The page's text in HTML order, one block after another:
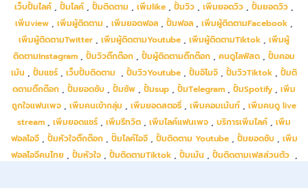
เว็บปั้มไลค์ , ปั้มไลค์ , ปั้มติดตาม , เพิ่มlike , ปั้มวิว , เพิ่มยอดวิว , ปั้มยอดวิว ,
เพิ่มview , เพิ่มผู้ติดตาม , เพิ่มยอดฟอล , ปั้มฟอล , เพิ่มผู้ติดตามFacebook ,
เพิ่มผู้ติดตามTwitter , เพิ่มผู้ติดตามYoutube , เพิ่มผู้ติดตามTiktok , เพิ่มผู้
ติดตามInstagram , ปั้มวิวติ๊กต๊อก , ปั้มผู้ติดตามติ๊กต๊อก , คนดูไลฟ์สด , ปั้มคอม
เม้น , ปั้มแชร์ , เว็บปั้มติดตาม , ปั้มวิวYoutube , ปั้มอิโมจิ , ปั้มวิวTiktok , ปั้มติ
ดตามติ๊กต๊อก , ปั้มยอดซับ , ปั้มซัพ , ปั้มsup , ปั้มTelegram , ปั้มSpotify , เพิ่ม
ถูกใจแฟนเพจ , เพิ่มคนเข้ากลุ่ม , เพิ่มยอดสตอรี่ , เพิ่มคอมเม้นท์ , เพิ่มคนดู live
stream , เพิ่มยอดแชร์ , เพิ่มรีทวิต , เพิ่มไลค์แฟนเพจ , บริการเพิ่มไลค์ , เพิ่ม
ฟอลไอจี, ปั้มหัวใจติ๊กต๊อก, ปั๊มไลค์ไอจี, ปั้มติดตาม Youtube, ปั้มยอดซับ, เพิ่ม
ฟอลไอจีคนไทย, ปั้มหัวใจ, ปั้มติดตามTiktok, ปั้มเม้น , ปั้มติดตามเฟสส่วนตัว,